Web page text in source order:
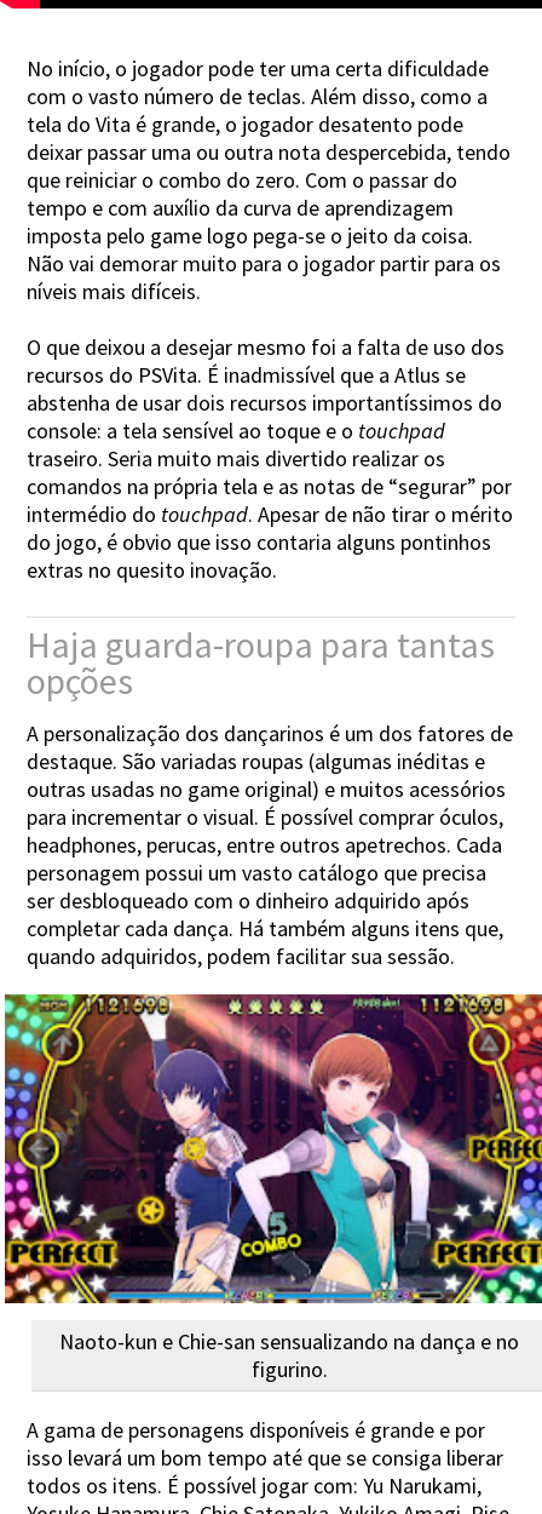
No início, o jogador pode ter uma certa dificuldade
com o vasto número de teclas. Além disso, como a
tela do Vita é grande, o jogador desatento pode
deixar passar uma ou outra nota despercebida, tendo
que reiniciar o combo do zero. Com o passar do
tempo e com auxílio da curva de aprendizagem
imposta pelo game logo pega-se o jeito da coisa.
Não vai demorar muito para o jogador partir para os
níveis mais difíceis.
O que deixou a desejar mesmo foi a falta de uso dos
recursos do PSVita. É inadmissível que a Atlus se
abstenha de usar dois recursos importantíssimos do
console: a tela sensível ao toque e o touchpad
traseiro. Seria muito mais divertido realizar os
comandos na própria tela e as notas de “segurar” por
intermédio do touchpad. Apesar de não tirar o mérito
do jogo, é obvio que isso contaria alguns pontinhos
extras no quesito inovação.
Haja guarda-roupa para tantas
opções
A personalização dos dançarinos é um dos fatores de
destaque. São variadas roupas (algumas inéditas e
outras usadas no game original) e muitos acessórios
para incrementar o visual. É possível comprar óculos,
headphones, perucas, entre outros apetrechos. Cada
personagem possui um vasto catálogo que precisa
ser desbloqueado com o dinheiro adquirido após
completar cada dança. Há também alguns itens que,
quando adquiridos, podem facilitar sua sessão.
Naoto-kun e Chie-san sensualizando na dança e no
figurino.
A gama de personagens disponíveis é grande e por
isso levará um bom tempo até que se consiga liberar
todos os itens. É possível jogar com: Yu Narukami,